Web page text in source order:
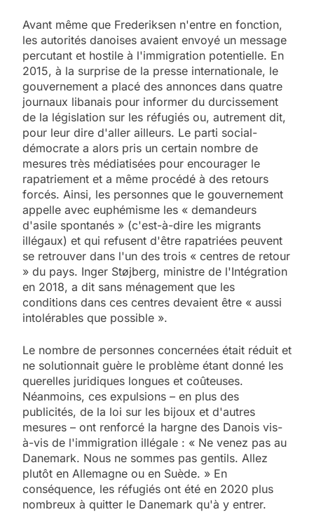
Avant même que Frederiksen n'entre en fonction,
les autorités danoises avaient envoyé un message
percutant et hostile à l'immigration potentielle. En
2015, à la surprise de la presse internationale, le
gouvernement a placé des annonces dans quatre
journaux libanais pour informer du durcissement
de la législation sur les réfugiés ou, autrement dit,
pour leur dire d'aller ailleurs. Le parti social-
démocrate a alors pris un certain nombre de
mesures très médiatisées pour encourager le
rapatriement et a même procédé à des retours
forcés. Ainsi, les personnes que le gouvernement
appelle avec euphémisme les « demandeurs
d'asile spontanés » (c'est-à-dire les migrants
illégaux) et qui refusent d'être rapatriées peuvent
se retrouver dans l'un des trois « centres de retour
» du pays. Inger Støjberg, ministre de l'Intégration
en 2018, a dit sans ménagement que les
conditions dans ces centres devaient être « aussi
intolérables que possible ».
Le nombre de personnes concernées était réduit et
ne solutionnait guère le problème étant donné les
querelles juridiques longues et coûteuses.
Néanmoins, ces expulsions – en plus des
publicités, de la loi sur les bijoux et d'autres
mesures – ont renforcé la hargne des Danois vis-
à-vis de l'immigration illégale : « Ne venez pas au
Danemark. Nous ne sommes pas gentils. Allez
plutôt en Allemagne ou en Suède. » En
conséquence, les réfugiés ont été en 2020 plus
nombreux à quitter le Danemark qu'à y entrer.